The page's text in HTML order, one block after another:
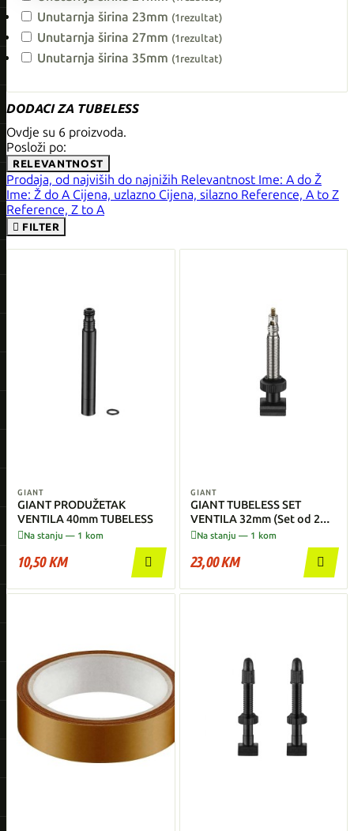
Unutarnja širina 23mm (1 rezultat)
Unutarnja širina 27mm (1 rezultat)
Unutarnja širina 35mm (1 rezultat)
DODACI ZA TUBELESS
Ovdje su 6 proizvoda.
Posloži po:
RELEVANTNOST
Prodaja, od najviših do najnižih Relevantnost Ime: A do Ž
Ime: Ž do A Cijena, uzlazno Cijena, silazno Reference, A to Z
Reference, Z to A
 FILTER
GIANT
GIANT PRODUŽETAK
VENTILA 40mm TUBELESS
Na stanju — 1 kom
10,50 KM 
GIANT
GIANT TUBELESS SET
VENTILA 32mm (Set od 2
kom.)
Na stanju — 1 kom
23,00 KM 